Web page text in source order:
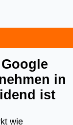
in
ist
wie